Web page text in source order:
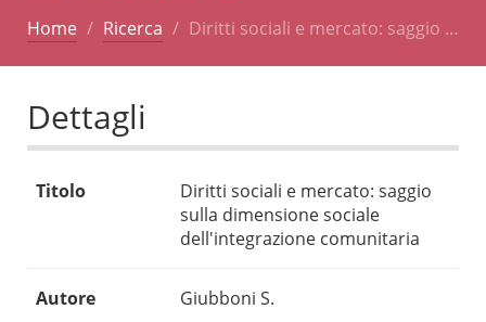
Home Ricerca Diritti sociali e mercato: saggio …
Dettagli
Titolo
Diritti sociali e mercato: saggio
sulla dimensione sociale
dell'integrazione comunitaria
Autore Giubboni S.